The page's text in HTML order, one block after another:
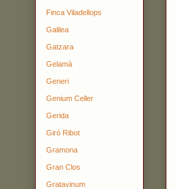
Finca Viladellops
Galilea
Gatzara
Gelamà
Generi
Genium Celler
Gerida
Giró Ribot
Gramona
Gran Clos
Gratavinum